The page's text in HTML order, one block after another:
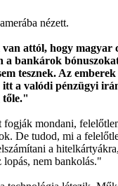
nézett.
attól, hogy magyar
a bankárok
tesznek. Az
itt a valódi pénzügyi
tőle."
fogják mondani,
De tudod, mi a
a
nem bankolás."